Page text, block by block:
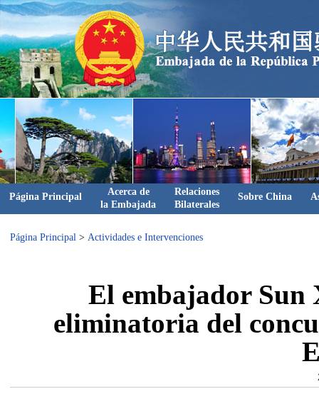
Página Principal
Acerca de
la Embajada
Relaciones
Bilaterales
Sobre China
Página Principal > Actividades e Intervenciones
El embajador Sun
eliminatoria del